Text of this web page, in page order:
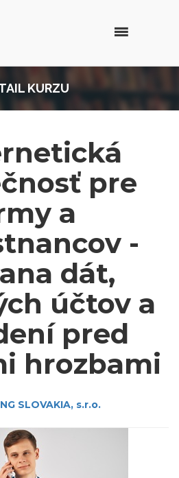
KURZU
pre
a
-
dát,
účtov a
pred
hrozbami
SLOVAKIA, s.r.o.